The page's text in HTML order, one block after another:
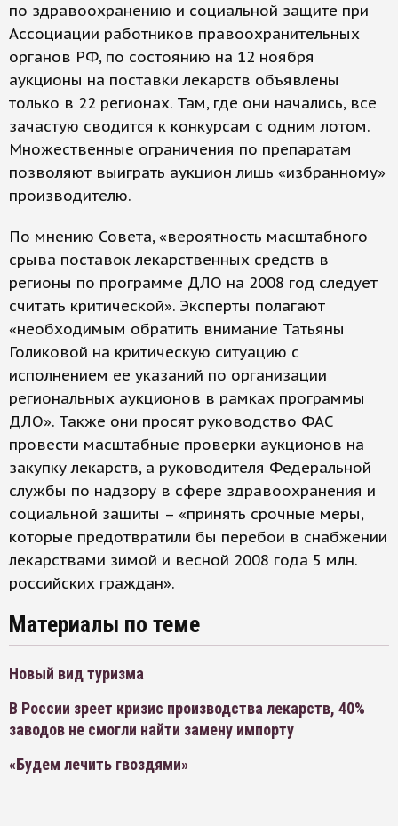
по здравоохранению и социальной защите при
Ассоциации работников правоохранительных
органов РФ, по состоянию на 12 ноября
аукционы на поставки лекарств объявлены
только в 22 регионах. Там, где они начались, все
зачастую сводится к конкурсам с одним лотом.
Множественные ограничения по препаратам
позволяют выиграть аукцион лишь «избранному»
производителю.
По мнению Совета, «вероятность масштабного
срыва поставок лекарственных средств в
регионы по программе ДЛО на 2008 год следует
считать критической». Эксперты полагают
«необходимым обратить внимание Татьяны
Голиковой на критическую ситуацию с
исполнением ее указаний по организации
региональных аукционов в рамках программы
ДЛО». Также они просят руководство ФАС
провести масштабные проверки аукционов на
закупку лекарств, а руководителя Федеральной
службы по надзору в сфере здравоохранения и
социальной защиты – «принять срочные меры,
которые предотвратили бы перебои в снабжении
лекарствами зимой и весной 2008 года 5 млн.
российских граждан».
Материалы по теме
Новый вид туризма
В России зреет кризис производства лекарств, 40%
заводов не смогли найти замену импорту
«Будем лечить гвоздями»